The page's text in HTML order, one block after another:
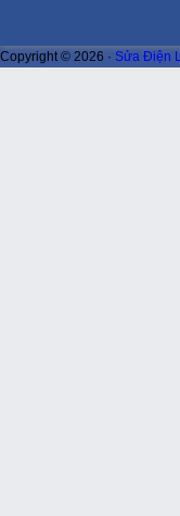
Copyright © 2026 · Sửa Điện